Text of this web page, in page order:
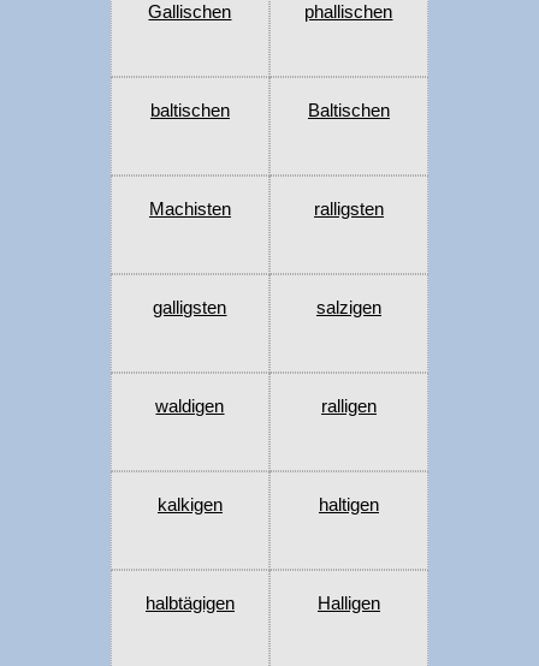
Gallischen phallischen
baltischen Baltischen
Machisten ralligsten
galligsten salzigen
waldigen ralligen
kalkigen haltigen
halbtägigen Halligen